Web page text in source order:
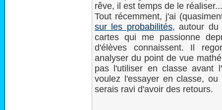
rêve, il est temps de le
Tout récemment, j'ai
sur les probabilités, autour du
cartes qui me passionne
d'élèves connaissent. Il
analyser du point de vue
pas l'utiliser en classe avant
voulez l'essayer en classe,
serais ravi d'avoir des retours.